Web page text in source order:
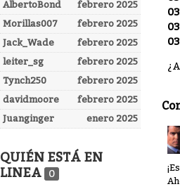
febrero 2025
AlbertoBond
febrero 2025
Morillas007
febrero 2025
Jack_Wade
febrero 2025
leiter_sg
febrero 2025
Tynch250
febrero 2025
davidmoore
enero 2025
Juanginger
QUIÉN ESTÁ EN
LINEA
0